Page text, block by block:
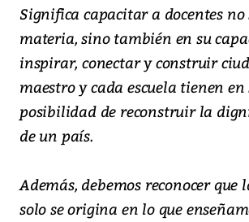
Significa capacitar a docentes no
materia, sino también en su
inspirar, conectar y construir
maestro y cada escuela tienen
posibilidad de reconstruir la
de un país.
Además, debemos reconocer que
solo se origina en lo que